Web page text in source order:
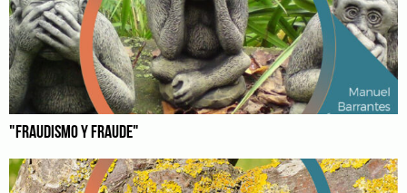
"FRAUDISMO Y FRAUDE"